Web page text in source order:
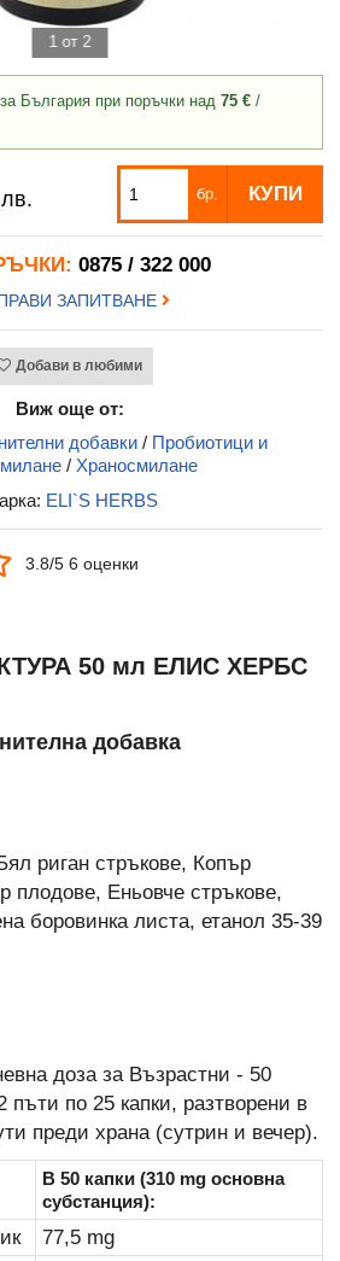
1 от 2
България при поръчки над 75 € /
лв. бр. КУПИ
0875 / 322 000
ЗАПИТВАНЕ
Добави в любими
Виж още от:
добавки/ Пробиотици и
/ Храносмилане
ELI`S HERBS
3.8/5 6 оценки
50 мл ЕЛИС ХЕРБС
добавка
риган стръкове, Копър
плодове, Еньовче стръкове,
боровинка листа, етанол 35-39
доза за Възрастни - 50
пъти по 25 капки, разтворени в
преди храна (сутрин и вечер).
В 50 капки (310 mg основна
субстанция):
77,5 mg